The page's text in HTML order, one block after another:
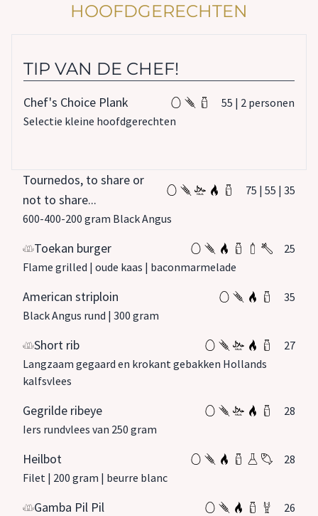
HOOFDGERECHTEN
TIP VAN DE CHEF!
Chef's Choice Plank
55 | 2 personen
Selectie kleine hoofdgerechten
Tournedos, to share or
not to share...
75 | 55 | 35
600-400-200 gram Black Angus
Toekan burger
25
Flame grilled | oude kaas | baconmarmelade
American striploin
35
Black Angus rund | 300 gram
Short rib
27
Langzaam gegaard en krokant gebakken Hollands
kalfsvlees
Gegrilde ribeye
28
Iers rundvlees van 250 gram
Heilbot
28
Filet | 200 gram | beurre blanc
Gamba Pil Pil
26